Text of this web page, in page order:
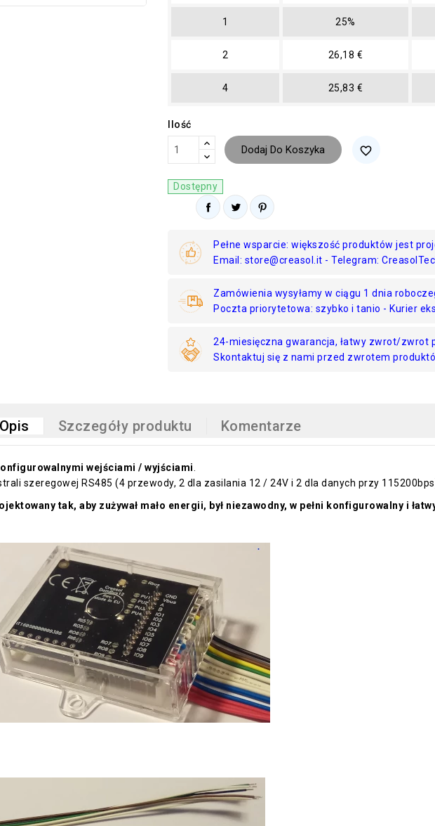
1 25%
2 26,18 €
4 25,83 €
Ilość
Dodaj Do Koszyka favorite_border
Dostępny
Pełne wsparcie: większość produktów jest
Email: store@creasol.it - Telegram:
Zamówienia wysyłamy w ciągu 1 dnia
Poczta priorytetowa: szybko i tanio - Kurier
24-miesięczna gwarancja, łatwy zwrot/zwrot
Skontaktuj się z nami przed zwrotem
Szczegóły produktu Komentarze
wejściami / wyjściami
szeregowej RS485 (4 przewody, 2 dla zasilania 12 / 24V i 2 dla danych przy
tak, aby zużywał mało energii, był niezawodny, w pełni konfigurowalny i